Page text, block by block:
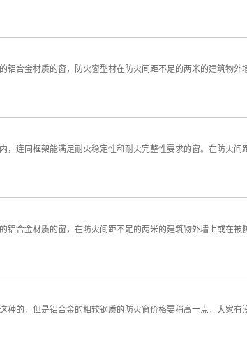
合金材质的窗，防火窗型材在防火间距不足的两米的建筑物
连同框架能满足耐火稳定性和耐火完整性要求的窗。在防火
合金材质的窗，在防火间距不足的两米的建筑物外墙上或在
种的，但是铝合金的相较钢质的防火窗价格要稍高一点，大家